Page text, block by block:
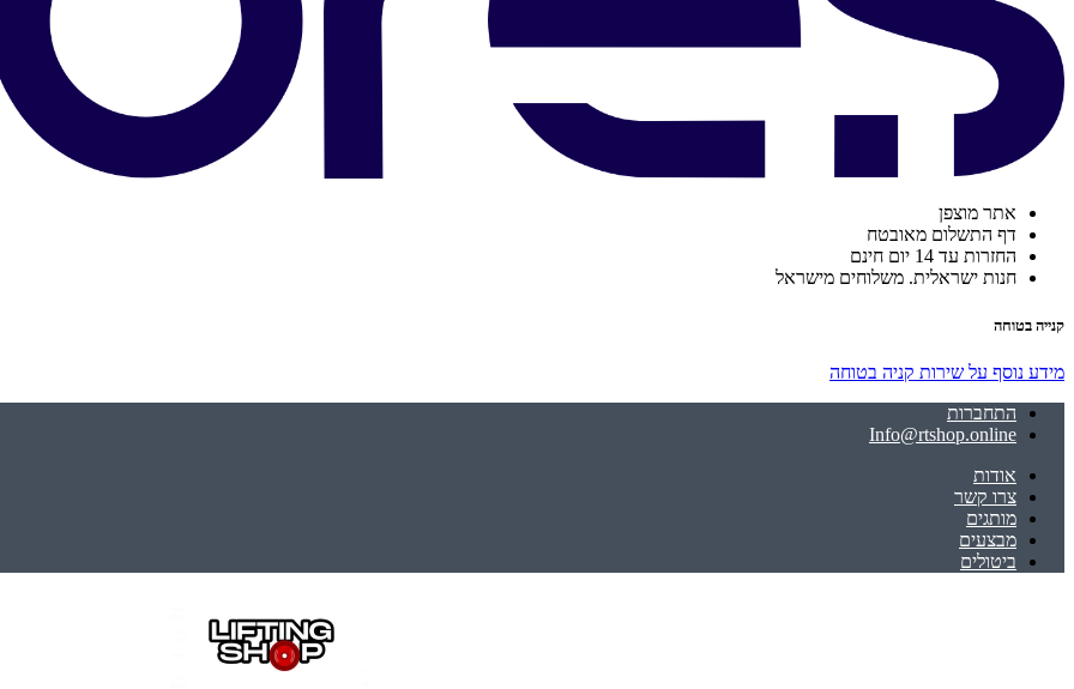
אתר מוצפן
דף התשלום מאובטח
החזרות עד 14 יום חינם
חנות ישראלית. משלוחים מישראל
קנייה בטוחה
מידע נוסף על שירות קניה בטוחה
התחברות
Info@rtshop.online
אודות
צרו קשר
מותגים
מבצעים
ביטולים